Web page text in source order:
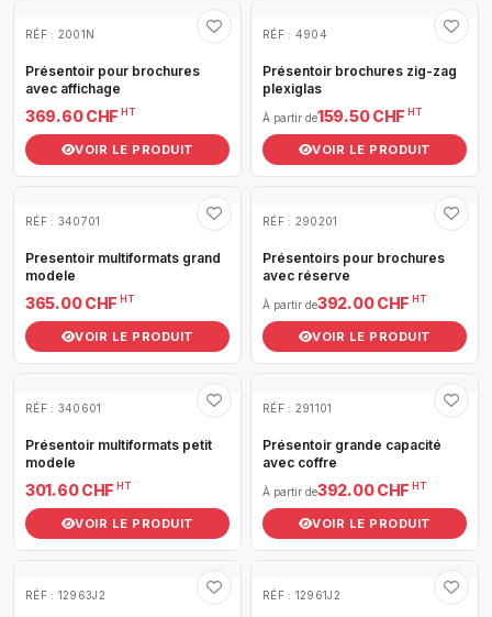
RÉF : 2001N
Présentoir pour brochures
avec affichage
369.60 CHF HT
VOIR LE PRODUIT
RÉF : 4904
Présentoir brochures zig-zag
plexiglas
À partir de159.50 CHF HT
VOIR LE PRODUIT
RÉF : 340701
Presentoir multiformats grand
modele
365.00 CHF HT
VOIR LE PRODUIT
RÉF : 290201
Présentoirs pour brochures
avec réserve
À partir de392.00 CHF HT
VOIR LE PRODUIT
RÉF : 340601
Présentoir multiformats petit
modele
301.60 CHF HT
VOIR LE PRODUIT
RÉF : 291101
Présentoir grande capacité
avec coffre
À partir de392.00 CHF HT
VOIR LE PRODUIT
RÉF : 12963J2 RÉF : 12961J2